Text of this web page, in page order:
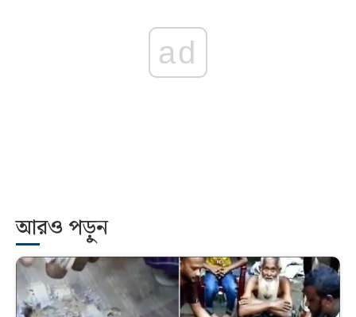
ad
আরও পড়ুন